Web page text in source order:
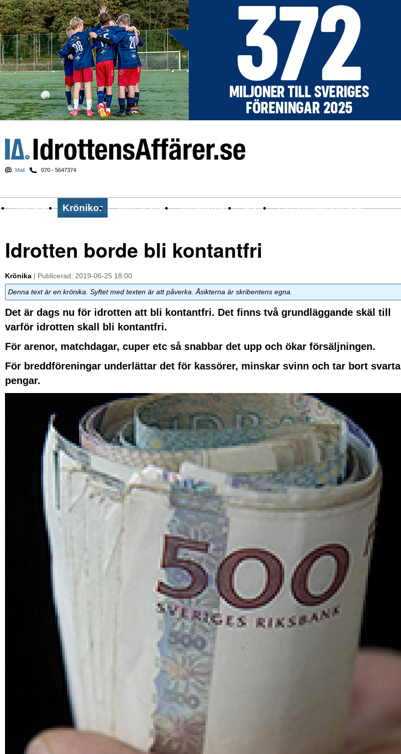
Mail 070 - 5647374
Nyheter Krönikor Sport & spel Nyhetsbrev Arkiv Om Idrottens Affärer
Idrotten borde bli kontantfri
Krönika | Publicerad: 2019-06-25 18:00
Denna text är en krönika. Syftet med texten är att påverka. Åsikterna är skribentens egna.
Det är dags nu för idrotten att bli kontantfri. Det finns två grundläggande skäl till
varför idrotten skall bli kontantfri.
För arenor, matchdagar, cuper etc så snabbar det upp och ökar försäljningen.
För breddföreningar underlättar det för kassörer, minskar svinn och tar bort svarta
pengar.